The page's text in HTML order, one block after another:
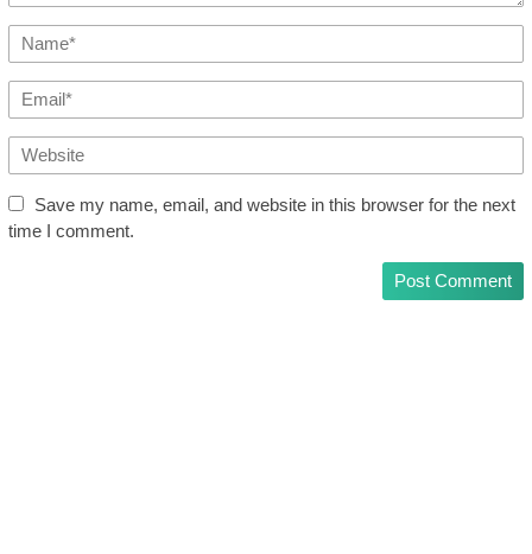
Save my name, email, and website in this browser for the next
time I comment.